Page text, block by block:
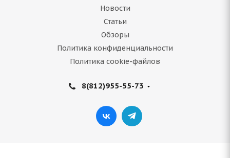
Новости
Статьи
Обзоры
Политика конфиденциальности
Политика cookie-файлов
8(812)955-55-73